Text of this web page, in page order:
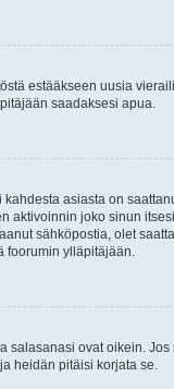
estääkseen uusia
saadaksesi apua.
asiasta on
aktivoinnin joko sinun
sähköpostia, olet
foorumin ylläpitäjään.
ovat oikein.
heidän pitäisi korjata se.